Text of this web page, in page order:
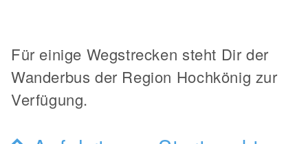
Für einige Wegstrecken steht Dir der
Wanderbus der Region Hochkönig zur
Verfügung.